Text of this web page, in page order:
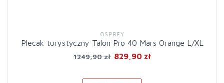
OSPREY
Plecak turystyczny Talon Pro 40 Mars Orange L/XL
1249,90 zł 829,90 zł